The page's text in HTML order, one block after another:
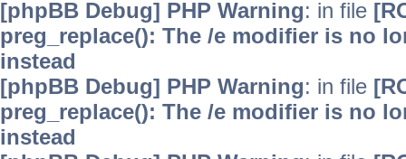
[phpBB Debug] PHP Warning: in file
preg_replace(): The /e modifier is no
instead
[phpBB Debug] PHP Warning: in file
preg_replace(): The /e modifier is no
instead